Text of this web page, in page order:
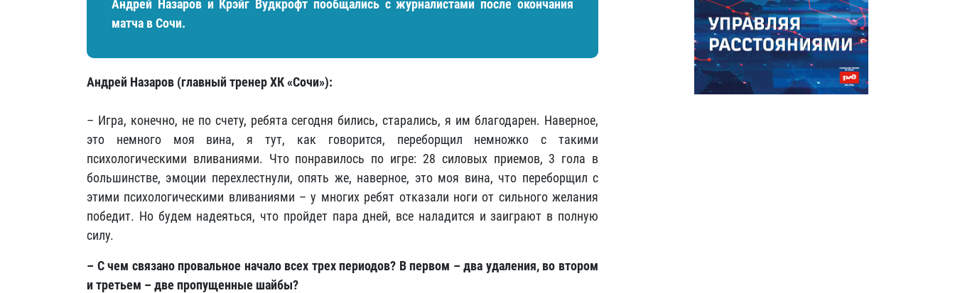
Андрей Назаров и Крэйг Вудкрофт пообщались с журналистами после окончания
матча в Сочи.
Андрей Назаров (главный тренер ХК «Сочи»):
– Игра, конечно, не по счету, ребята сегодня бились, старались, я им благодарен. Наверное,
это немного моя вина, я тут, как говорится, переборщил немножко с такими
психологическими вливаниями. Что понравилось по игре: 28 силовых приемов, 3 гола в
большинстве, эмоции перехлестнули, опять же, наверное, это моя вина, что переборщил с
этими психологическими вливаниями – у многих ребят отказали ноги от сильного желания
победит. Но будем надеяться, что пройдет пара дней, все наладится и заиграют в полную
силу.
– С чем связано провальное начало всех трех периодов? В первом – два удаления, во втором
и третьем – две пропущенные шайбы?